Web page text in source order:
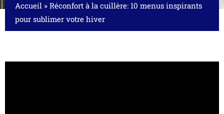
Accueil » Réconfort à la cuillère: 10 menus inspirants
pour sublimer votre hiver